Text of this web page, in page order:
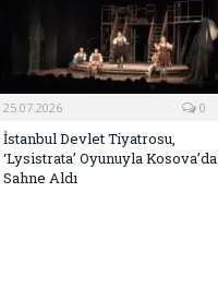
25.07.2026 0
İstanbul Devlet Tiyatrosu,
‘Lysistrata’ Oyunuyla Kosova’da
Sahne Aldı